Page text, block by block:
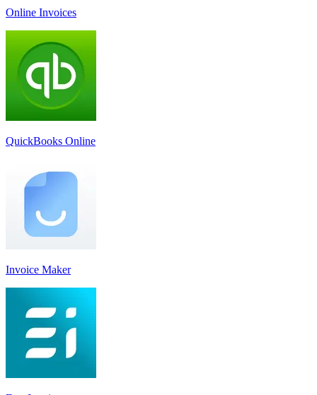
Online Invoices
QuickBooks Online
Invoice Maker